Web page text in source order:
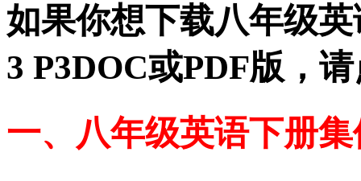
如果你想下载八年级
3 P3DOC或PDF版，
一、八年级英语下册